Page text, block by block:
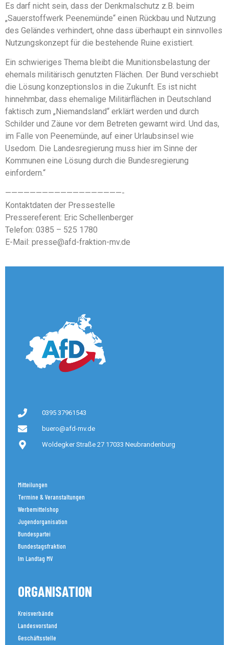
Es darf nicht sein, dass der Denkmalschutz z.B. beim
„Sauerstoffwerk Peenemünde“ einen Rückbau und Nutzung
des Geländes verhindert, ohne dass überhaupt ein sinnvolles
Nutzungskonzept für die bestehende Ruine existiert.
Ein schwieriges Thema bleibt die Munitionsbelastung der
ehemals militärisch genutzten Flächen. Der Bund verschiebt
die Lösung konzeptionslos in die Zukunft. Es ist nicht
hinnehmbar, dass ehemalige Militärflächen in Deutschland
faktisch zum „Niemandsland“ erklärt werden und durch
Schilder und Zäune vor dem Betreten gewarnt wird. Und das,
im Falle von Peenemünde, auf einer Urlaubsinsel wie
Usedom. Die Landesregierung muss hier im Sinne der
Kommunen eine Lösung durch die Bundesregierung
einfordern.“
———————————————————-
Kontaktdaten der Pressestelle
Pressereferent: Eric Schellenberger
Telefon: 0385 – 525 1780
E-Mail: presse@afd-fraktion-mv.de
0395 37961543
buero@afd-mv.de
Woldegker Straße 27 17033 Neubrandenburg
Mitteilungen
Termine & Veranstaltungen
Werbemittelshop
Jugendorganisation
Bundespartei
Bundestagsfraktion
Im Landtag MV
ORGANISATION
Kreisverbände
Landesvorstand
Geschäftsstelle